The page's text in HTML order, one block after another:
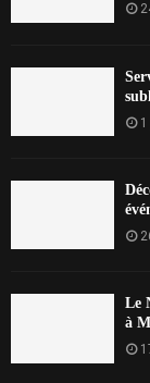
Le
à